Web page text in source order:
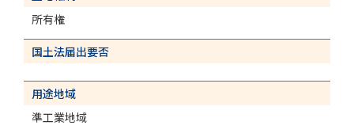
所有権
国土法届出要否
用途地域
準工業地域